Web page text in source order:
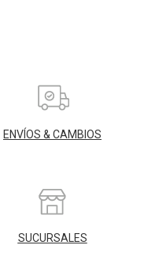
ENVÍOS & CAMBIOS
SUCURSALES